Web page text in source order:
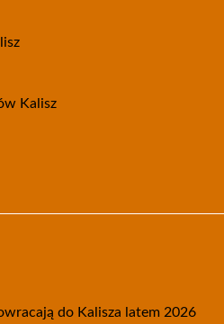
Kalisz
do Kalisza latem 2026